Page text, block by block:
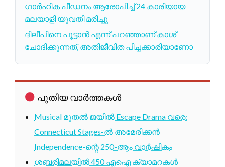
ഗാർഹിക പീഡനം ആരോപിച്ച് 24 കാരിയായ
മലയാളി യുവതി മരിച്ചു
ദിലീപിനെ പൂട്ടാൻ എന്ന് പറഞ്ഞാണ് കാശ്
ചോദിക്കുന്നത്, അതിജീവിത പിച്ചക്കാരിയാണോ
പുതിയ വാർത്തകൾ
Musical മുതൽ ജയിൽ Escape Drama വരെ:
Connecticut Stages-ൽ അമേരിക്കൻ
Independence-ന്റെ 250-ആം വാർഷികം
ശബരിമലയിൽ 450 എഐ ക്യാമറകൾ